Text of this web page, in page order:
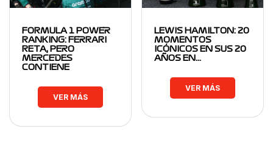
FORMULA 1 POWER
RANKING: FERRARI
RETA, PERO
MERCEDES
CONTIENE
VER MÁS
LEWIS HAMILTON: 20
MOMENTOS
ICÓNICOS EN SUS 20
AÑOS EN…
VER MÁS